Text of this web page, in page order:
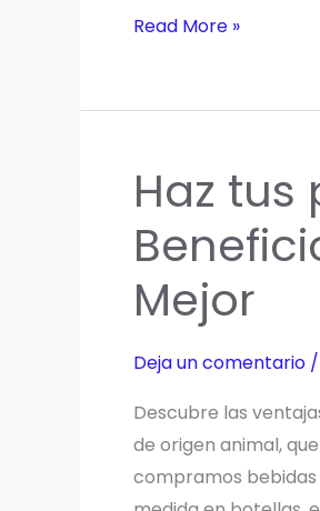
El
Aceite
Oliva
Ecológico
y
Legado
de
MuelOliva
Read More »
Haz tus
Mejor
Deja un comentario /
Descubre las
de origen animal,
compramos bebidas